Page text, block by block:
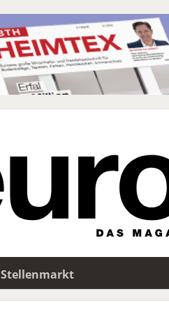
Stellenmarkt